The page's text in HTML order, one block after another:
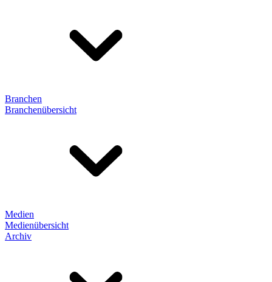
Branchen
Branchenübersicht
Medien
Medienübersicht
Archiv